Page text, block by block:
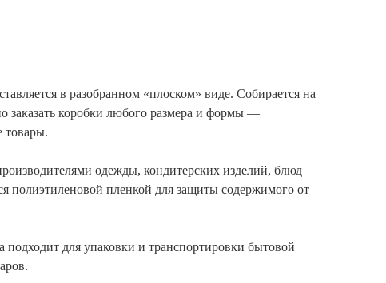
в разобранном «плоском» виде. Собирается на
заказать коробки любого размера и формы —
товары.
одежды, кондитерских изделий, блюд
полиэтиленовой пленкой для защиты содержимого от
подходит для упаковки и транспортировки бытовой